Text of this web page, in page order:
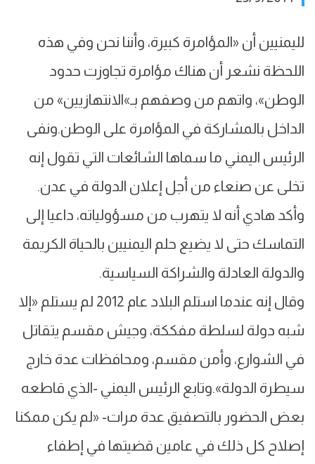
لليمنيين أن «المؤامرة كبيرة، وأننا نحن وفي هذه
اللحظة نشعر أن هناك مؤامرة تجاوزت حدود
الوطن»، واتهم من وصفهم بـ»الانتهازيين» من
الداخل بالمشاركة في المؤامرة على الوطن.ونفى
الرئيس اليمني ما سماها الشائعات التي تقول إنه
تخلى عن صنعاء من أجل إعلان الدولة في عدن.
وأكد هادي أنه لا يتهرب من مسؤولياته، داعيا إلى
التماسك حتى لا يضيع حلم اليمنيين بالحياة الكريمة
والدولة العادلة والشراكة السياسية.
وقال إنه عندما استلم البلاد عام 2012 لم يستلم «إلا
شبه دولة لسلطة مفككة، وجيش مقسم يتقاتل
في الشوارع، وأمن مقسم، ومحافظات عدة خارج
سيطرة الدولة».وتابع الرئيس اليمني -الذي قاطعه
بعض الحضور بالتصفيق عدة مرات- «لم يكن ممكنا
إصلاح كل ذلك في عامين قضيتها في إطفاء